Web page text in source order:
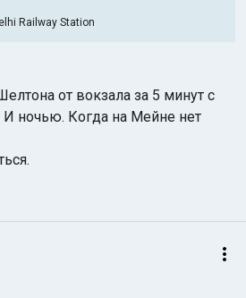
Railway Station
от вокзала за 5 минут с
ночью. Когда на Мейне нет